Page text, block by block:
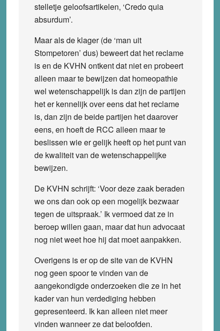
stelletje geloofsartikelen, ‘Credo quia
absurdum’.
Maar als de klager (de ‘man uit
Stompetoren’ dus) beweert dat het reclame
is en de KVHN ontkent dat niet en probeert
alleen maar te bewijzen dat homeopathie
wel wetenschappelijk is dan zijn de partijen
het er kennelijk over eens dat het reclame
is, dan zijn de beide partijen het daarover
eens, en hoeft de RCC alleen maar te
beslissen wie er gelijk heeft op het punt van
de kwaliteit van de wetenschappelijke
bewijzen.
De KVHN schrijft: ‘Voor deze zaak beraden
we ons dan ook op een mogelijk bezwaar
tegen de uitspraak.’ Ik vermoed dat ze in
beroep willen gaan, maar dat hun advocaat
nog niet weet hoe hij dat moet aanpakken.
Overigens is er op de site van de KVHN
nog geen spoor te vinden van de
aangekondigde onderzoeken die ze in het
kader van hun verdediging hebben
gepresenteerd. Ik kan alleen niet meer
vinden wanneer ze dat beloofden.